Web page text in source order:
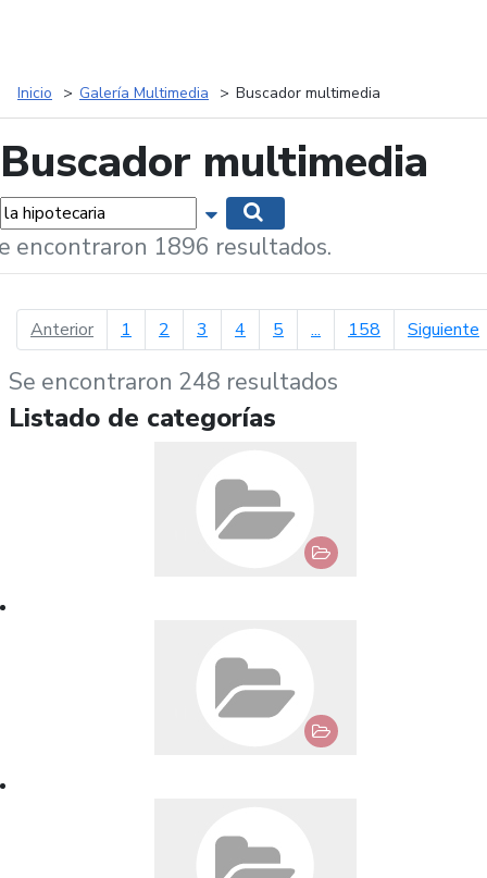
Inicio Galería Multimedia Buscador multimedia
Buscador multimedia
Mostrar opciones de búsqueda
encontraron 1896 resultados.
Anteriorpágina anterior
1 2 3 4 5 ... 158 Siguiente
Se encontraron 248 resultados
Listado de categorías